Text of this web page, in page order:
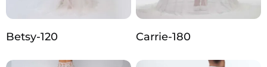
Betsy-120 Carrie-180